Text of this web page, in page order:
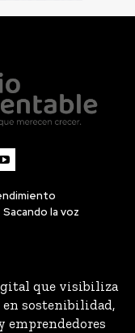
Sacando la voz
que visibiliza
sostenibilidad,
emprendedores